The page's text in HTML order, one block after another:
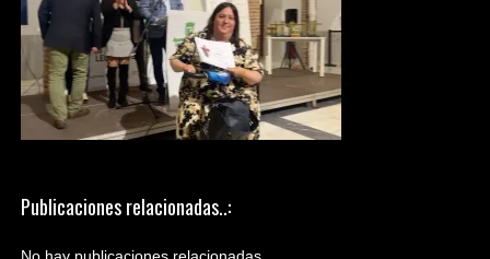
Publicaciones relacionadas..: